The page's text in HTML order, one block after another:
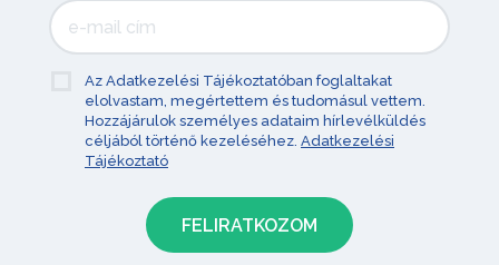
Az Adatkezelési Tájékoztatóban foglaltakat
elolvastam, megértettem és tudomásul vettem.
Hozzájárulok személyes adataim hírlevélküldés
céljából történő kezeléséhez. Adatkezelési
Tájékoztató